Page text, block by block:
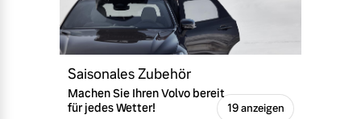
Mehr erfahren
Versicherung
Saisonales Zubehör
Machen Sie Ihren Volvo bereit
für jedes Wetter!
19 anzeigen